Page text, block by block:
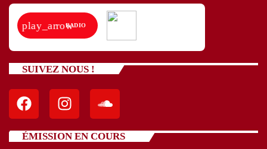
play_arrowRADIO
SUIVEZ NOUS !
ÉMISSION EN COURS